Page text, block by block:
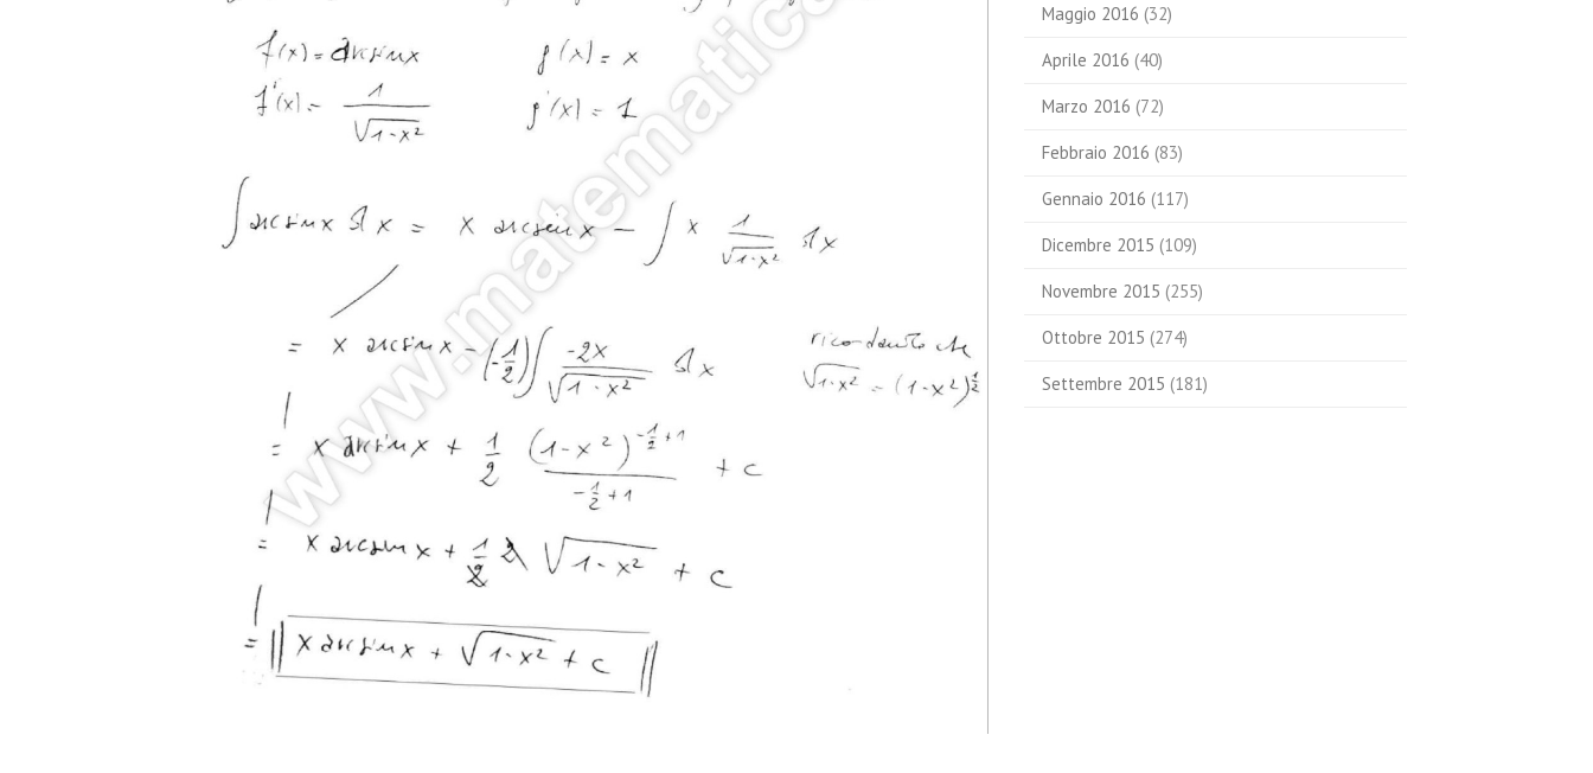
Maggio 2016 (32)
Aprile 2016 (40)
Marzo 2016 (72)
Febbraio 2016 (83)
Gennaio 2016 (117)
Dicembre 2015 (109)
Novembre 2015 (255)
Ottobre 2015 (274)
Settembre 2015 (181)